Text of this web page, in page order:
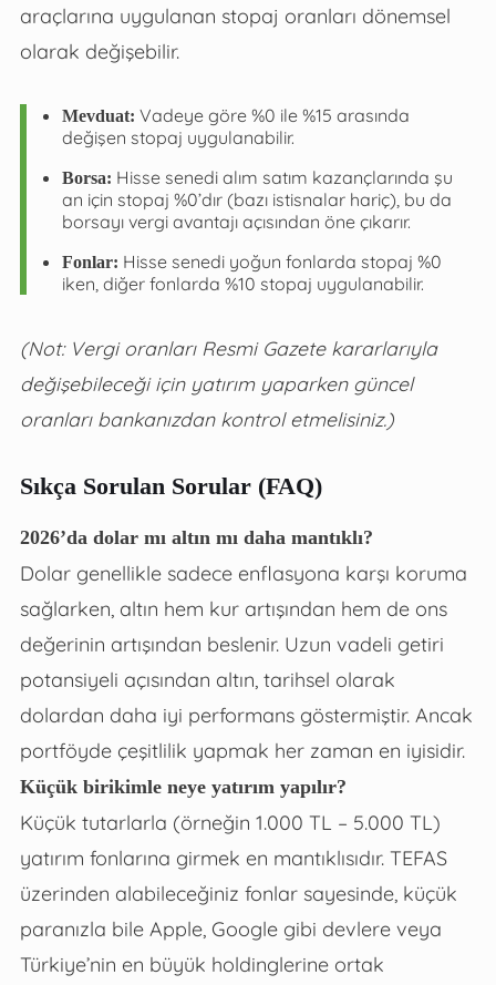
araçlarına uygulanan stopaj oranları dönemsel
olarak değişebilir.
Mevduat: Vadeye göre %0 ile %15 arasında
değişen stopaj uygulanabilir.
Borsa: Hisse senedi alım satım kazançlarında şu
an için stopaj %0’dır (bazı istisnalar hariç), bu da
borsayı vergi avantajı açısından öne çıkarır.
Fonlar: Hisse senedi yoğun fonlarda stopaj %0
iken, diğer fonlarda %10 stopaj uygulanabilir.
(Not: Vergi oranları Resmi Gazete kararlarıyla
değişebileceği için yatırım yaparken güncel
oranları bankanızdan kontrol etmelisiniz.)
Sıkça Sorulan Sorular (FAQ)
2026’da dolar mı altın mı daha mantıklı?
Dolar genellikle sadece enflasyona karşı koruma
sağlarken, altın hem kur artışından hem de ons
değerinin artışından beslenir. Uzun vadeli getiri
potansiyeli açısından altın, tarihsel olarak
dolardan daha iyi performans göstermiştir. Ancak
portföyde çeşitlilik yapmak her zaman en iyisidir.
Küçük birikimle neye yatırım yapılır?
Küçük tutarlarla (örneğin 1.000 TL – 5.000 TL)
yatırım fonlarına girmek en mantıklısıdır. TEFAS
üzerinden alabileceğiniz fonlar sayesinde, küçük
paranızla bile Apple, Google gibi devlere veya
Türkiye’nin en büyük holdinglerine ortak